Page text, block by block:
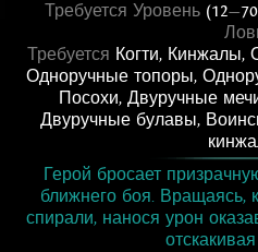
Требуется Уровень (12—
Требуется Когти, Кинжалы,
Одноручные топоры,
Посохи, Двуручные
Двуручные булавы,
Герой бросает
ближнего боя. Вращаясь,
спирали, нанося урон